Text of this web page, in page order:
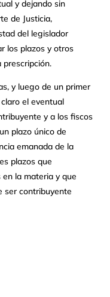
y dejando sin
de Justicia,
del legislador
los plazos y otros
y luego de un primer
el eventual
y a los fiscos
plazo único de
emanada de la
plazos que
la materia y que
ser contribuyente